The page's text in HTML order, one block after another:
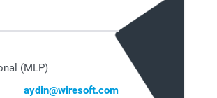
(MLP)
aydin@wiresoft.com